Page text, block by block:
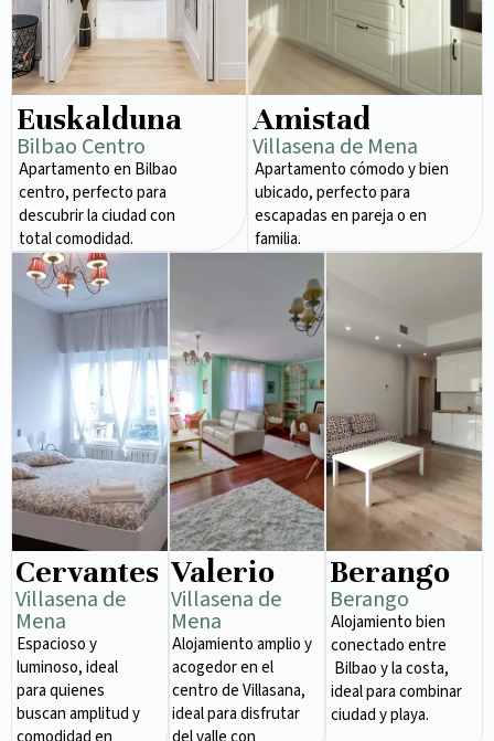
Euskalduna
Bilbao Centro
Apartamento en Bilbao
centro, perfecto para
descubrir la ciudad con
total comodidad.
Amistad
Villasena de Mena
Apartamento cómodo y bien
ubicado, perfecto para
escapadas en pareja o en
familia.
Cervantes
Villasena de
Mena​
Espacioso y
luminoso, ideal
para quienes
buscan amplitud y
Valerio
Villasena de
Mena​
Alojamiento amplio y
acogedor en el
centro de Villasana,
ideal para disfrutar
Berango
Berango
Alojamiento bien
conectado entre
Bilbao y la costa,
ideal para combinar
ciudad y playa.